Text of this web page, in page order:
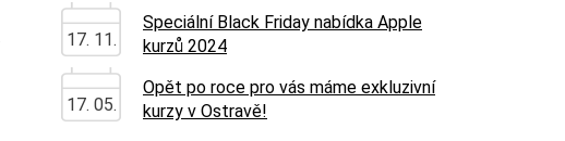
17. 11.
Speciální Black Friday nabídka Apple
kurzů 2024
17. 05.
Opět po roce pro vás máme exkluzivní
kurzy v Ostravě!